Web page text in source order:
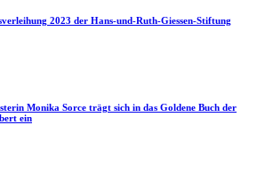
2023 der Hans-und-Ruth-Giessen-Stiftung
Monika Sorce trägt sich in das Goldene Buch der
ein